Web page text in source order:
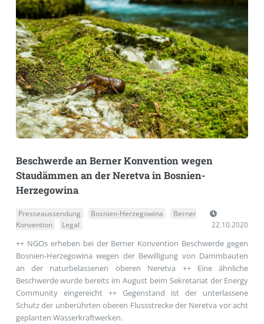
Beschwerde an Berner Konvention wegen
Staudämmen an der Neretva in Bosnien-
Herzegowina
Presseaussendung Bosnien-Herzegowina
Berner
Konvention
Legal 22.10.2020
++ NGOs erheben bei der Berner Konvention Beschwerde gegen
Bosnien-Herzegowina wegen der Bewilligung von Dammbauten
an der naturbelassenen oberen Neretva ++ Eine ähnliche
Beschwerde wurde bereits im August beim Sekretariat der Energy
Community eingereicht ++ Gegenstand ist der unterlassene
Schutz der unberührten oberen Flussstrecke der Neretva vor acht
geplanten Wasserkraftwerken.